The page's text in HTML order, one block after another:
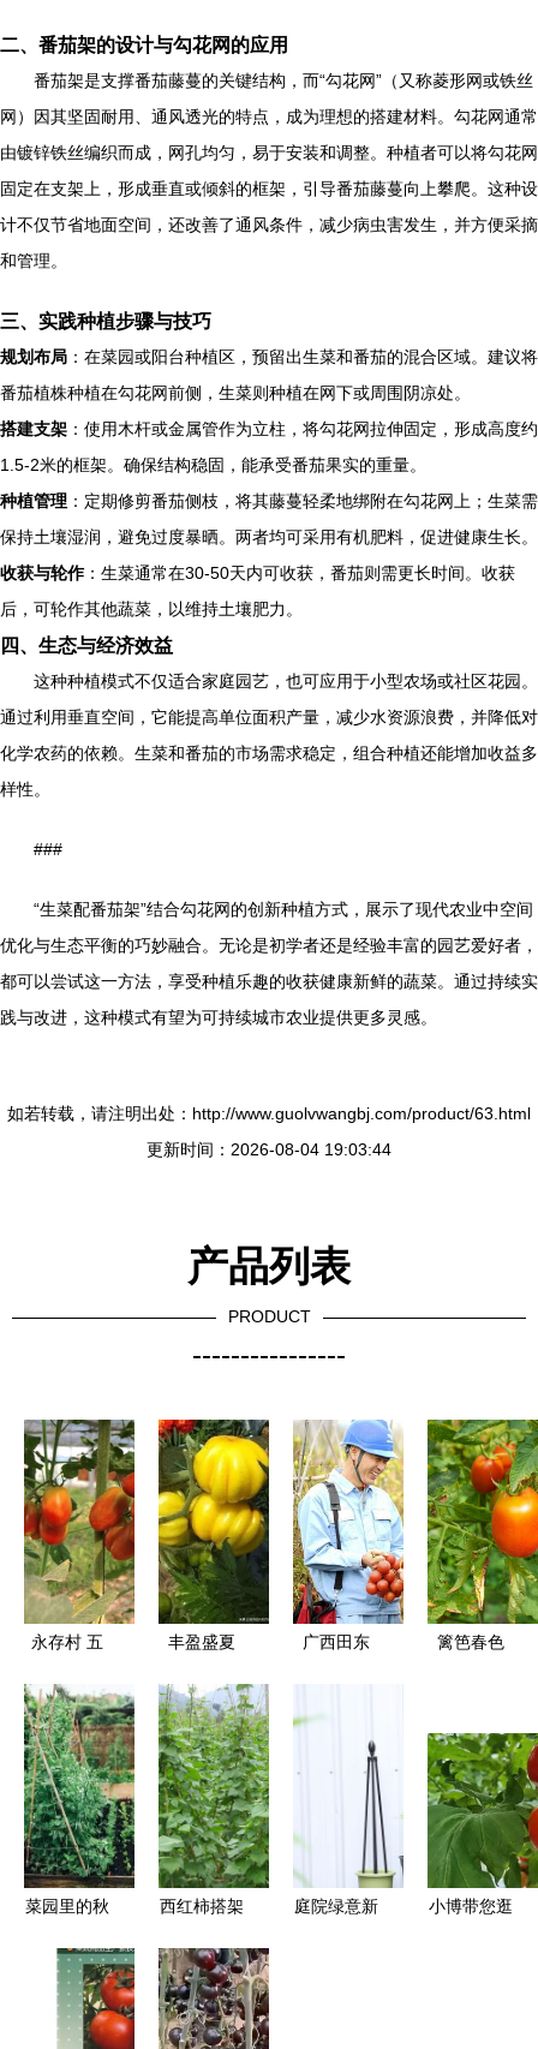
二、番茄架的设计与勾花网的应用
番茄架是支撑番茄藤蔓的关键结构，而“勾花网”（又称菱形网或铁丝
网）因其坚固耐用、通风透光的特点，成为理想的搭建材料。勾花网通常
由镀锌铁丝编织而成，网孔均匀，易于安装和调整。种植者可以将勾花网
固定在支架上，形成垂直或倾斜的框架，引导番茄藤蔓向上攀爬。这种设
计不仅节省地面空间，还改善了通风条件，减少病虫害发生，并方便采摘
和管理。
三、实践种植步骤与技巧
规划布局 ：在菜园或阳台种植区，预留出生菜和番茄的混合区域。建议将
番茄植株种植在勾花网前侧，生菜则种植在网下或周围阴凉处。
搭建支架 ：使用木杆或金属管作为立柱，将勾花网拉伸固定，形成高度约
1.5-2米的框架。确保结构稳固，能承受番茄果实的重量。
种植管理 ：定期修剪番茄侧枝，将其藤蔓轻柔地绑附在勾花网上；生菜需
保持土壤湿润，避免过度暴晒。两者均可采用有机肥料，促进健康生长。
收获与轮作：生菜通常在30-50天内可收获，番茄则需更长时间。收获
后，可轮作其他蔬菜，以维持土壤肥力。
四、生态与经济效益
这种种植模式不仅适合家庭园艺，也可应用于小型农场或社区花园。
通过利用垂直空间，它能提高单位面积产量，减少水资源浪费，并降低对
化学农药的依赖。生菜和番茄的市场需求稳定，组合种植还能增加收益多
样性。
###
“生菜配番茄架”结合勾花网的创新种植方式，展示了现代农业中空间
优化与生态平衡的巧妙融合。无论是初学者还是经验丰富的园艺爱好者，
都可以尝试这一方法，享受种植乐趣的收获健康新鲜的蔬菜。通过持续实
践与改进，这种模式有望为可持续城市农业提供更多灵感。
如若转载，请注明出处：http://www.guolvwangbj.com/product/63.html
更新时间：2026-08-04 19:03:44
产品列表
PRODUCT
----------------
永存村 五
茄“点亮”致
富路，电焊
网织就幸福
梦
丰盈盛夏
生命诗篇
广西田东
春天丰收曲
篱笆春色
菜园里的秋
西红柿搭架
选材到上
架，助你收
庭院绿意新
小博带您逛